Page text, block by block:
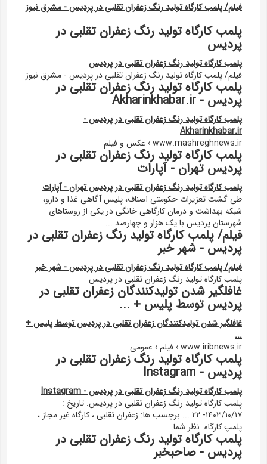
فیلم/ پلمب کارگاه تولید رنگ زعفران تقلبی در پردیس - مشرق نیوز
پلمب کارگاه تولید رنگ زعفران تقلبی در
پردیس
پلمب کارگاه تولید رنگ زعفران تقلبی در پردیس
فیلم/ پلمب کارگاه تولید رنگ زعفران تقلبی در پردیس - مشرق نیوز
پلمب کارگاه تولید رنگ زعفران تقلبی در
پردیس - Akharinkhabar.ir
پلمب کارگاه تولید رنگ زعفران تقلبی در پردیس -
Akharinkhabar.ir
www.mashreghnews.ir › عکس و فیلم
پلمب کارگاه تولید رنگ زعفران تقلبی در
پردیس تهران - آپارات
پلمب کارگاه تولید رنگ زعفران تقلبی در پردیس تهران - آپارات
طی گشت تعزیرات حکومتی اصناف، پلیس آگاهی غذا و دارو،
شبکه بهداشت و درمان کارگاهی خانگی در یکی از روستاهای
شهرستان پردیس با یک هزار و چهارصد ...
فیلم/ پلمب کارگاه تولید رنگ زعفران تقلبی در
پردیس - شهر خبر
فیلم/ پلمب کارگاه تولید رنگ زعفران تقلبی در پردیس - شهر خبر
پلمب کارگاه تولید رنگ زعفران تقلبی در پردیس
غافلگیر شدن تولیدکنندگان زعفران تقلبی در
پردیس توسط پلیس + ...
غافلگیر شدن تولیدکنندگان زعفران تقلبی در پردیس توسط پلیس +
...
www.iribnews.ir › فیلم › عمومی
پلمب کارگاه تولید رنگ زعفران تقلبی در
پردیس - Instagram
پلمب کارگاه تولید رنگ زعفران تقلبی در پردیس - Instagram
پلمب کارگاه تولید رنگ زعفران تقلبی در پردیس. تاریخ :
۱۴۰۳/۱۰/۱۷- ۲۲ ... برچسب ها: زعفران تقلبی ، کارگاه غیر مجاز ،
پلمپ کارگاه. نظر شما.
پلمب کارگاه تولید رنگ زعفران تقلبی در
پردیس - صاحبخبر